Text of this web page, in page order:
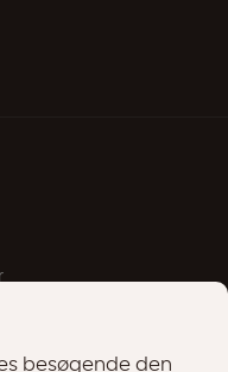
oplysninger
besøgende den